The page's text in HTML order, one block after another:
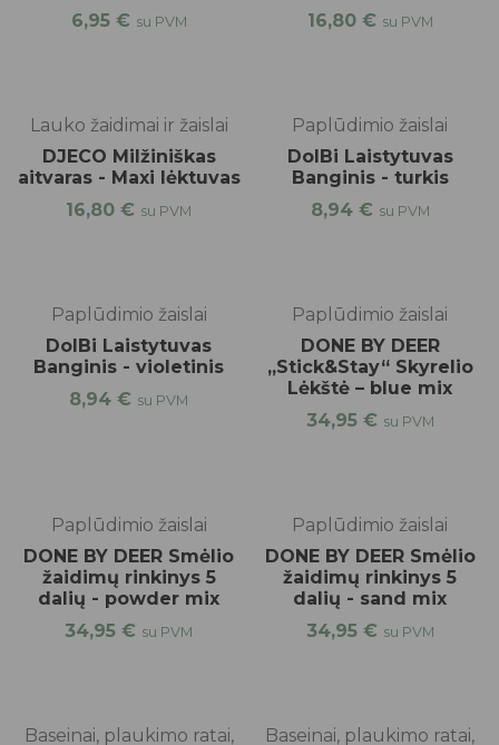
6,95 € su PVM
16,80 € su PVM
Lauko žaidimai ir žaislai
DJECO Milžiniškas
aitvaras - Maxi lėktuvas
16,80€ su PVM
Paplūdimio žaislai
DolBi Laistytuvas
Banginis - turkis
8,94 € su PVM
Paplūdimio žaislai
DolBi Laistytuvas
Banginis - violetinis
8,94€ su PVM
Paplūdimio žaislai
DONE BY DEER
„Stick&Stay“ Skyrelio
Lėkštė – blue mix
34,95 € su PVM
Paplūdimio žaislai
DONE BY DEER Smėlio
žaidimų rinkinys 5
dalių - powder mix
34,95€ su PVM
Paplūdimio žaislai
DONE BY DEER Smėlio
žaidimų rinkinys 5
dalių - sand mix
34,95 € su PVM
Baseinai, plaukimo ratai,
Baseinai, plaukimo ratai,